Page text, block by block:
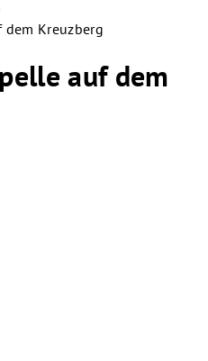
dem Kreuzberg
auf dem